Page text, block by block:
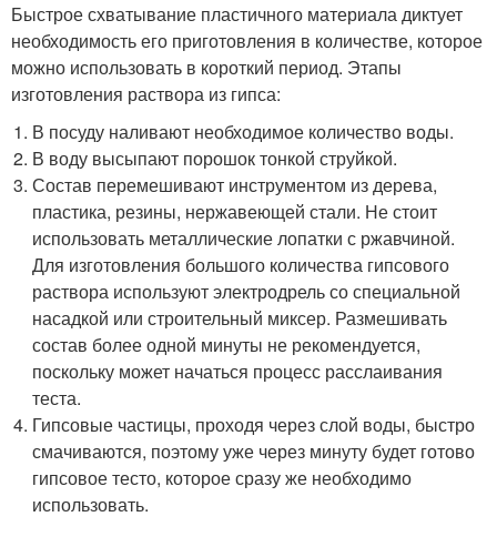
Быстрое схватывание пластичного материала диктует
необходимость его приготовления в количестве, которое
можно использовать в короткий период. Этапы
изготовления раствора из гипса:
В посуду наливают необходимое количество воды.
В воду высыпают порошок тонкой струйкой.
Состав перемешивают инструментом из дерева,
пластика, резины, нержавеющей стали. Не стоит
использовать металлические лопатки с ржавчиной.
Для изготовления большого количества гипсового
раствора используют электродрель со специальной
насадкой или строительный миксер. Размешивать
состав более одной минуты не рекомендуется,
поскольку может начаться процесс расслаивания
теста.
Гипсовые частицы, проходя через слой воды, быстро
смачиваются, поэтому уже через минуту будет готово
гипсовое тесто, которое сразу же необходимо
использовать.